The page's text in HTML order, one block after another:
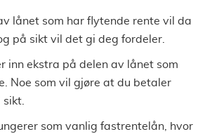
lånet som har flytende rente vil da
på sikt vil det gi deg fordeler.
inn ekstra på delen av lånet som
Noe som vil gjøre at du betaler
sikt.
som vanlig fastrentelån, hvor